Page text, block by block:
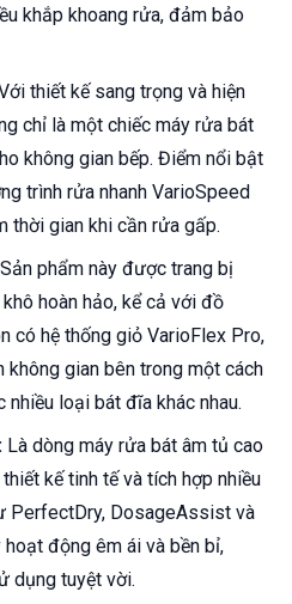
khắp khoang rửa, đảm bảo
thiết kế sang trọng và hiện
chỉ là một chiếc máy rửa bát
không gian bếp. Điểm nổi bật
trình rửa nhanh VarioSpeed
thời gian khi cần rửa gấp.
Sản phẩm này được trang bị
hoàn hảo, kể cả với đồ
có hệ thống giỏ VarioFlex Pro,
không gian bên trong một cách
nhiều loại bát đĩa khác nhau.
Là dòng máy rửa bát âm tủ cao
kế tinh tế và tích hợp nhiều
PerfectDry, DosageAssist và
động êm ái và bền bỉ,
dụng tuyệt vời.